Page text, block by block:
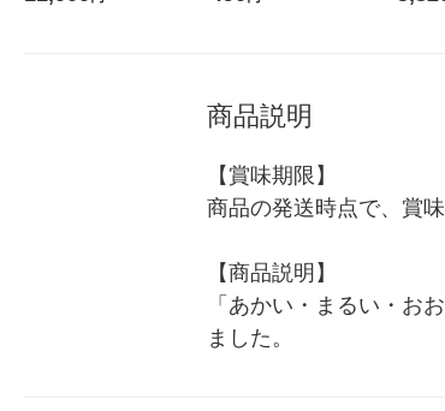
商品説明
【賞味期限】
商品の発送時点で、賞
【商品説明】
「あかい・まるい・お
ました。